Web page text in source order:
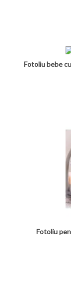
Fotoliu bebe
Fotoliu